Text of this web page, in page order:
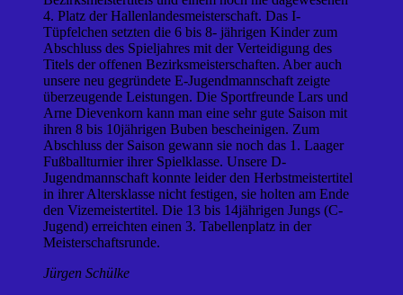
4. Platz der Hallenlandesmeisterschaft. Das I-
Tüpfelchen setzten die 6 bis 8- jährigen Kinder zum
Abschluss des Spieljahres mit der Verteidigung des
Titels der offenen Bezirksmeisterschaften. Aber auch
unsere neu gegründete E-Jugendmannschaft zeigte
überzeugende Leistungen. Die Sportfreunde Lars und
Arne Dievenkorn kann man eine sehr gute Saison mit
ihren 8 bis 10jährigen Buben bescheinigen. Zum
Abschluss der Saison gewann sie noch das 1. Laager
Fußballturnier ihrer Spielklasse. Unsere D-
Jugendmannschaft konnte leider den Herbstmeistertitel
in ihrer Altersklasse nicht festigen, sie holten am Ende
den Vizemeistertitel. Die 13 bis 14jährigen Jungs (C-
Jugend) erreichten einen 3. Tabellenplatz in der
Meisterschaftsrunde.
Jürgen Schülke